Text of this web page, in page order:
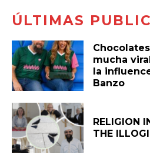
ÚLTIMAS
mucha
la
Banzo
RELIGION
THE